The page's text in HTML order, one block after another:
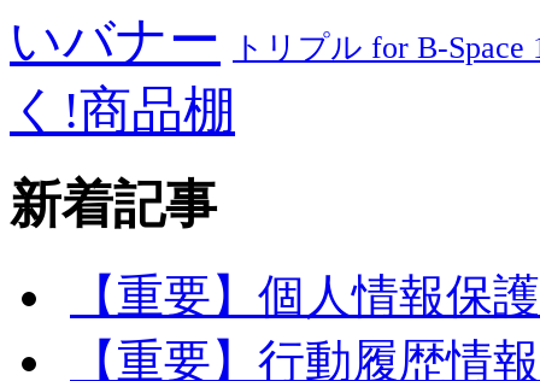
いバナー トリプル for B-
く!商品棚
新着記事
【重要】個人情報保
【重要】行動履歴情